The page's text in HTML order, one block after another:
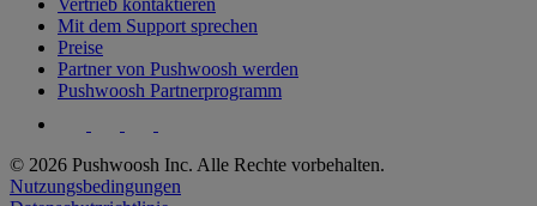
Vertrieb kontaktieren
Mit dem Support sprechen
Preise
Partner von Pushwoosh werden
Pushwoosh Partnerprogramm
© 2026 Pushwoosh Inc. Alle Rechte vorbehalten.
Nutzungsbedingungen